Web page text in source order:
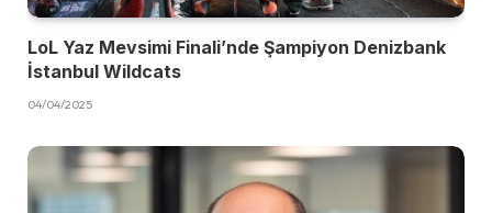
LoL Yaz Mevsimi Finali’nde Şampiyon Denizbank
İstanbul Wildcats
04/04/2025